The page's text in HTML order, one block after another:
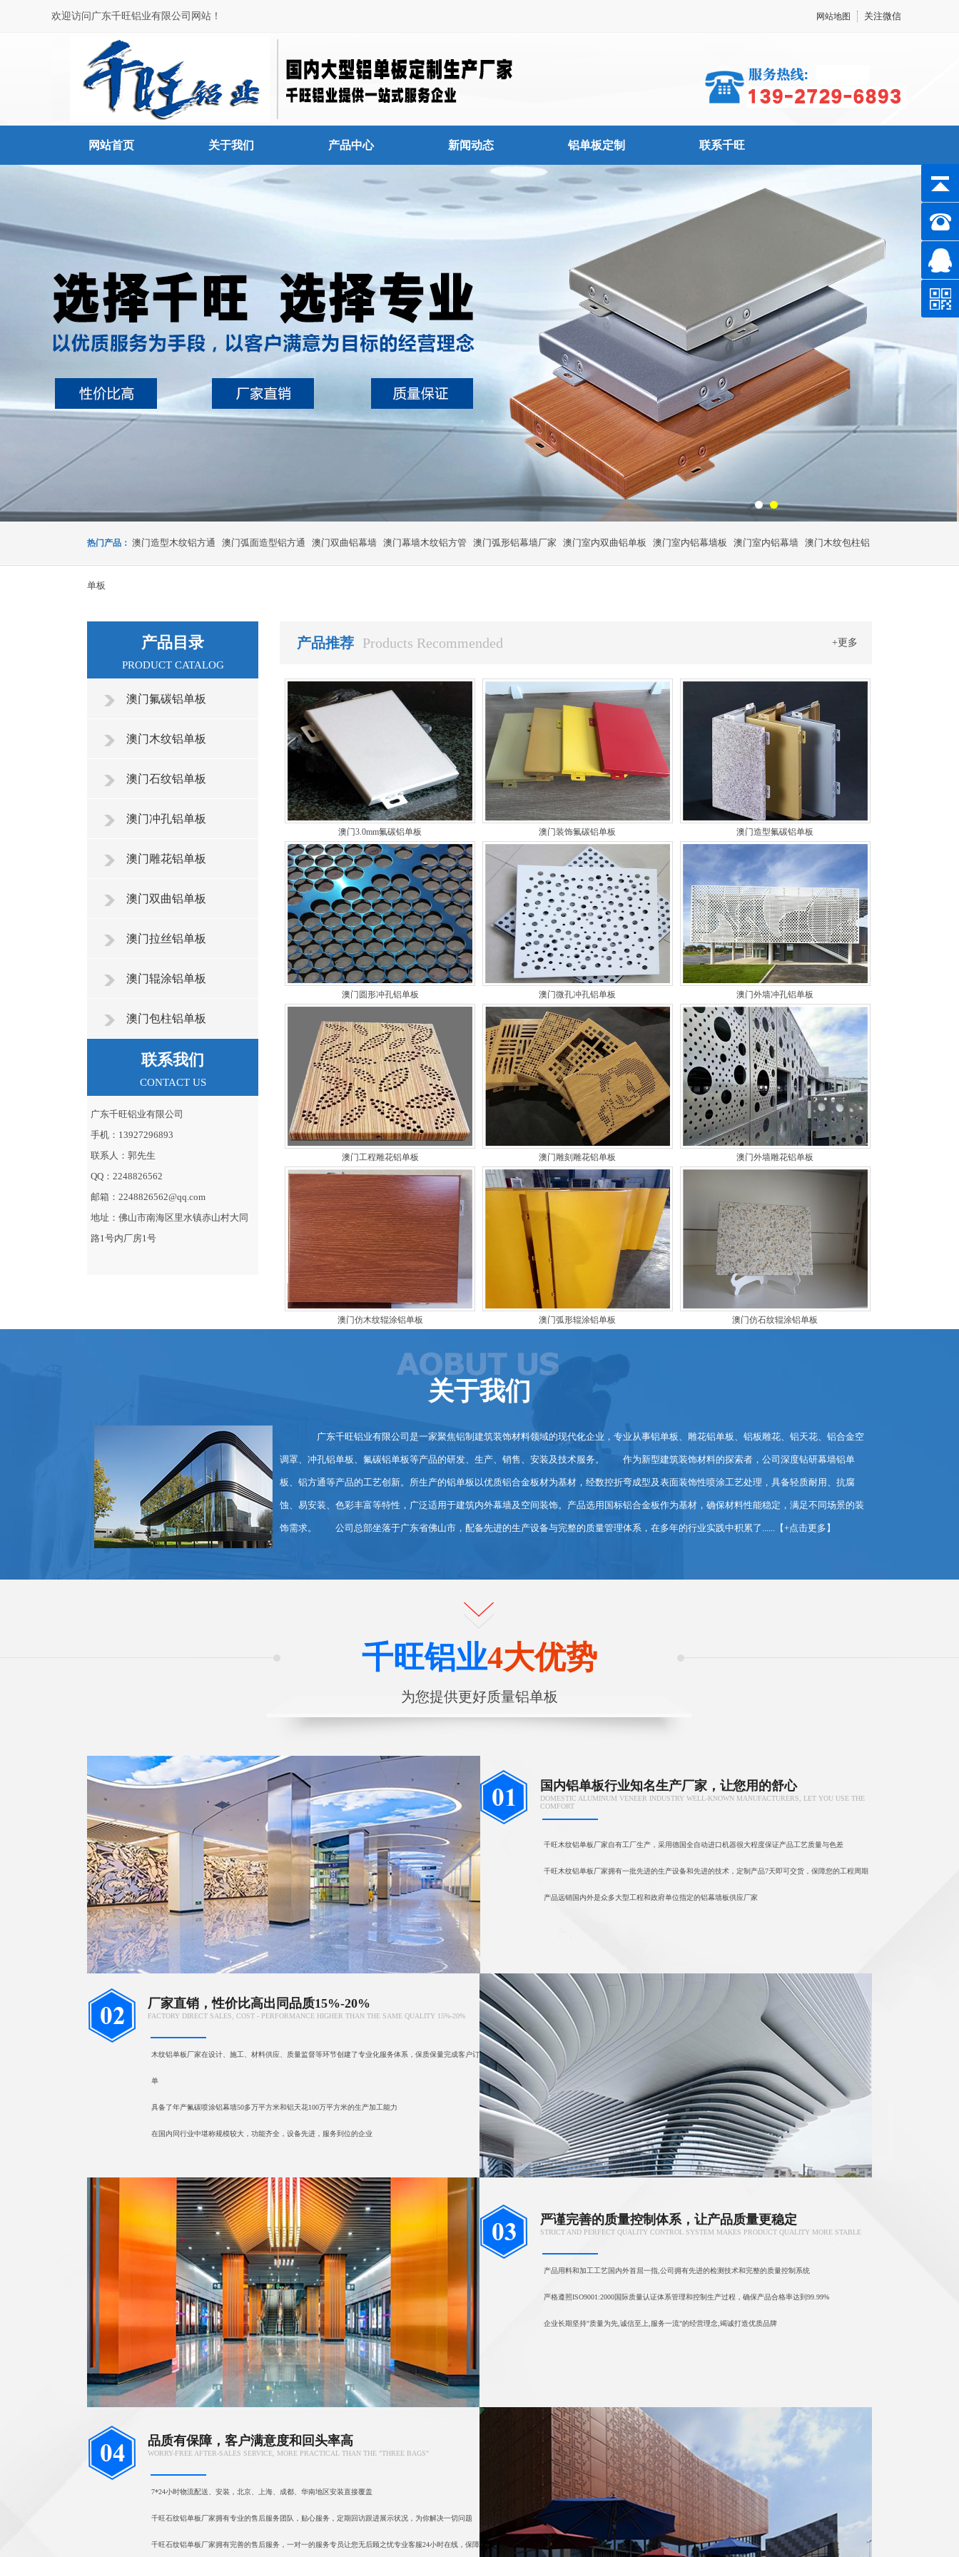
欢迎访问广东千旺铝业有限公司网站！ 网站地图 关注微信
网站首页 关于我们 产品中心 新闻动态 铝单板定制 联系千旺
热门产品： 澳门造型木纹铝方通 澳门弧面造型铝方通 澳门双曲铝幕墙 澳门幕墙木纹铝方管 澳门弧形铝幕墙厂家 澳门室内双曲铝单板 澳门室内铝幕墙板 澳门室内铝幕墙 澳门木纹包柱铝
单板
产品目录
PRODUCT CATALOG
澳门氟碳铝单板
澳门木纹铝单板
澳门石纹铝单板
澳门冲孔铝单板
澳门雕花铝单板
澳门双曲铝单板
澳门拉丝铝单板
澳门辊涂铝单板
澳门包柱铝单板
联系我们
CONTACT US
广东千旺铝业有限公司
手机：13927296893
联系人：郭先生
QQ：2248826562
邮箱：2248826562@qq.com
地址：佛山市南海区里水镇赤山村大同
路1号内厂房1号
产品推荐 Products Recommended +更多
澳门3.0mm氟碳铝单板 澳门装饰氟碳铝单板 澳门造型氟碳铝单板
澳门圆形冲孔铝单板 澳门微孔冲孔铝单板 澳门外墙冲孔铝单板
澳门工程雕花铝单板 澳门雕刻雕花铝单板 澳门外墙雕花铝单板
澳门仿木纹辊涂铝单板 澳门弧形辊涂铝单板 澳门仿石纹辊涂铝单板
关于我们
广东千旺铝业有限公司是一家聚焦铝制建筑装饰材料领域的现代化企业，专业从事铝单板、雕花铝单板、铝板雕花、铝天花、铝合金空
调罩、冲孔铝单板、氟碳铝单板等产品的研发、生产、销售、安装及技术服务。 作为新型建筑装饰材料的探索者，公司深度钻研幕墙铝单
板、铝方通等产品的工艺创新。所生产的铝单板以优质铝合金板材为基材，经数控折弯成型及表面装饰性喷涂工艺处理，具备轻质耐用、抗腐
蚀、易安装、色彩丰富等特性，广泛适用于建筑内外幕墙及空间装饰。产品选用国标铝合金板作为基材，确保材料性能稳定，满足不同场景的装
饰需求。 公司总部坐落于广东省佛山市，配备先进的生产设备与完整的质量管理体系，在多年的行业实践中积累了......【+点击更多 】
千旺铝业4大优势
为您提供更好质量铝单板
国内铝单板行业知名生产厂家，让您用的舒心
DOMESTIC ALUMINUM VENEER INDUSTRY WELL-KNOWN MANUFACTURERS, LET YOU USE THE
COMFORT
千旺木纹铝单板厂家自有工厂生产，采用德国全自动进口机器很大程度保证产品工艺质量与色差
千旺木纹铝单板厂家拥有一批先进的生产设备和先进的技术，定制产品7天即可交货，保障您的工程周期
产品远销国内外是众多大型工程和政府单位指定的铝幕墙板供应厂家
厂家直销，性价比高出同品质15%-20%
FACTORY DIRECT SALES, COST - PERFORMANCE HIGHER THAN THE SAME QUALITY 15%-20%
木纹铝单板厂家在设计、施工、材料供应、质量监督等环节创建了专业化服务体系，保质保量完成客户订
单
具备了年产氟碳喷涂铝幕墙50多万平方米和铝天花100万平方米的生产加工能力
在国内同行业中堪称规模较大，功能齐全，设备先进，服务到位的企业
严谨完善的质量控制体系，让产品质量更稳定
STRICT AND PERFECT QUALITY CONTROL SYSTEM MAKES PRODUCT QUALITY MORE STABLE
产品用料和加工工艺国内外首屈一指,公司拥有先进的检测技术和完整的质量控制系统
严格遵照ISO9001:2000国际质量认证体系管理和控制生产过程，确保产品合格率达到99.99%
企业长期坚持"质量为先,诚信至上,服务一流"的经营理念,竭诚打造优质品牌
品质有保障，客户满意度和回头率高
WORRY-FREE AFTER-SALES SERVICE, MORE PRACTICAL THAN THE "THREE BAGS"
7*24小时物流配送、安装，北京、上海、成都、华南地区安装直接覆盖
千旺石纹铝单板厂家拥有专业的售后服务团队，贴心服务，定期回访跟进展示状况，为你解决一切问题
千旺石纹铝单板厂家拥有完善的售后服务，一对一的服务专员让您无后顾之忧专业客服24小时在线，保障